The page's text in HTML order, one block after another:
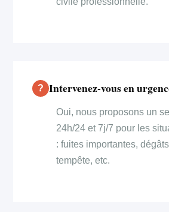
Intervenez-vous en
Oui, nous proposons un
24h/24 et 7j/7 pour les
: fuites importantes,
tempête, etc.